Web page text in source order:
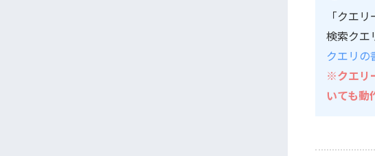
「クエ
検索クエ
クエリの
※クエリ
いても動